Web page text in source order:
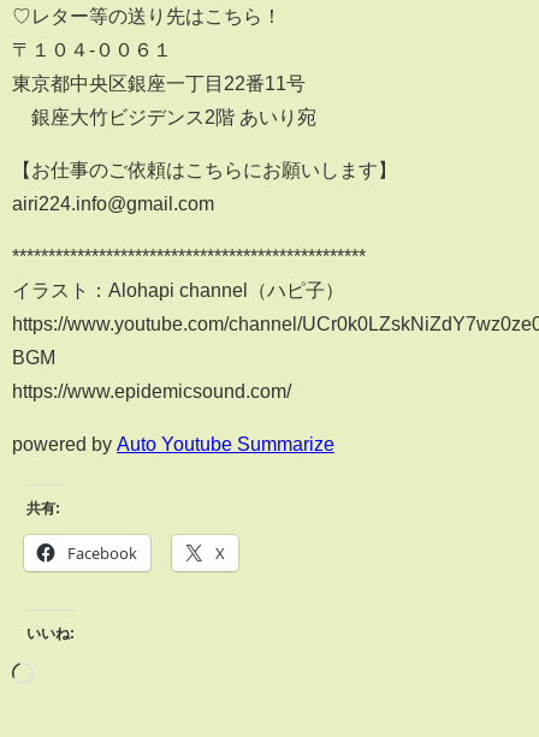
♡レター等の送り先はこちら！
〒１０４-００６１
東京都中央区銀座一丁目22番11号
銀座大竹ビジデンス2階 あいり宛
【お仕事のご依頼はこちらにお願いします】
airi224.info@gmail.com
*************************************************
イラスト：Alohapi channel（ハピ子）
https://www.youtube.com/channel/
BGM
https://www.epidemicsound.com/
powered by Auto Youtube Summarize
共有:
Facebook X
いいね: